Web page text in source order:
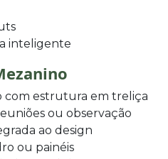
inteligente
com estrutura em treliça
ou observação
ao design
ou painéis